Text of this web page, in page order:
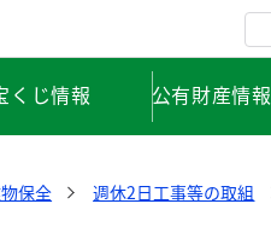
くじ情報 公有財産情報
保全 週休2日工事等の取組